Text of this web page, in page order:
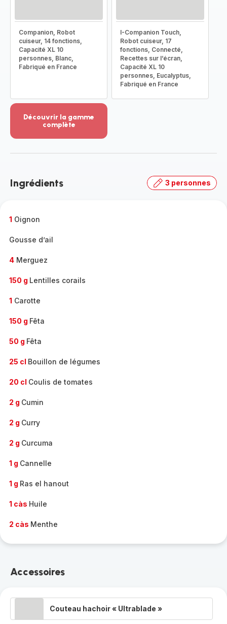
Companion, Robot
cuiseur, 14 fonctions,
Capacité XL 10
personnes, Blanc,
Fabriqué en France
I-Companion Touch,
Robot cuiseur, 17
fonctions, Connecté,
Recettes sur l’écran,
Capacité XL 10
personnes, Eucalyptus,
Fabriqué en France
Découvrir la gamme
complète
-
gamme
Ingrédients 3 personnes
1 Oignon
Gousse d’ail
4 Merguez
150 g Lentilles corails
1 Carotte
150 g Fêta
50 g Fêta
25 cl Bouillon de légumes
20 cl Coulis de tomates
2 g Cumin
2 g Curry
2 g Curcuma
1 g Cannelle
1 g Ras el hanout
1 càs Huile
2 càs Menthe
Accessoires
Couteau hachoir « Ultrablade »